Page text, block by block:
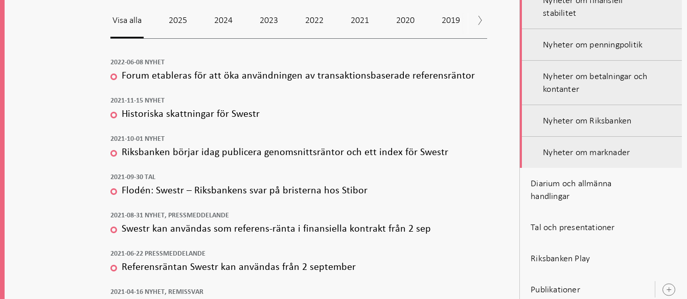
Visa alla 2025 2024 2023 2022 2021 2020 2019
2022-06-08 NYHET
Forum etableras för att öka användningen av transaktionsbaserade referensräntor
2021-11-15 NYHET
Historiska skattningar för Swestr
2021-10-01 NYHET
Riksbanken börjar idag publicera genomsnittsräntor och ett index för Swestr
2021-09-30 TAL
Flodén: Swestr – Riksbankens svar på bristerna hos Stibor
2021-08-31 NYHET, PRESSMEDDELANDE
Swestr kan användas som referens-ränta i finansiella kontrakt från 2 sep
2021-06-22 PRESSMEDDELANDE
Referensräntan Swestr kan användas från 2 september
2021-04-16 NYHET, REMISSVAR
stabilitet
Nyheter om penningpolitik
Nyheter om betalningar och
kontanter
Nyheter om Riksbanken
Nyheter om marknader
Diarium och allmänna
handlingar
Tal och presentationer
Riksbanken Play
Publikationer